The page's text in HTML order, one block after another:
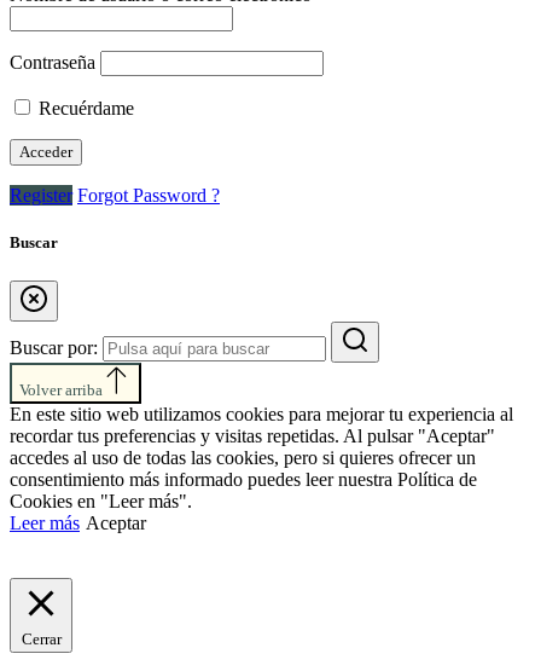
Contraseña
Recuérdame
Register Forgot Password ?
Buscar
Buscar por:
Volver arriba
En este sitio web utilizamos cookies para mejorar tu experiencia al
recordar tus preferencias y visitas repetidas. Al pulsar "Aceptar"
accedes al uso de todas las cookies, pero si quieres ofrecer un
consentimiento más informado puedes leer nuestra Política de
Cookies en "Leer más".
Leer más Aceptar
Cerrar